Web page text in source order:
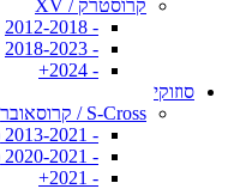
קרוסטרק / XV
- 2012-2018
- 2018-2023
- 2024+
סוזוקי
S-Cross / קרוסאובר
- 2013-2021 (בנזין)
- 2020-2021 (הייבריד)
- 2021+